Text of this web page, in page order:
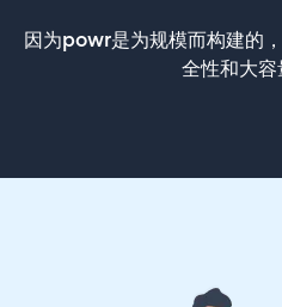
因为powr是为规模而构建的
全性和大容